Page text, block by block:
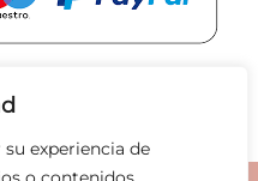
experiencia de